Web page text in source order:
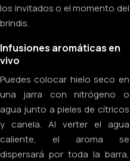
los invitados o el momento del
brindis.
Infusiones aromáticas en
vivo
Puedes colocar hielo seco en
una jarra con nitrógeno o
agua junto a pieles de cítricos
y canela. Al verter el agua
caliente, el aroma se
dispersará por toda la barra,